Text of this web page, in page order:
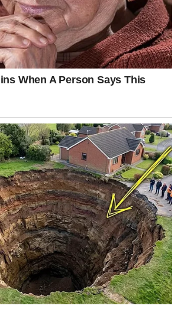
ćutao. Najduže trpeo. Najduže
same poslože. U proteklom periodu
poljuljalo – posebno u emotivnom
ali kada mu se sruši osećaj
to najteži udarac. Ipak, vi niste odustali.
ljubavi. Niste odustali od svojih principa.
dolazi vaša nagrada.
i ozbiljna namera
prelazi na ozbiljniji nivo. Mogući su
budućnosti, zajedničkim
koracima poput zajedničkog
u vaš život dolazi osoba koja donosi